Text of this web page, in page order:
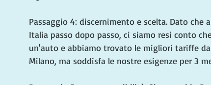
Passaggio 4: discernimento e scelta. Dato
Italia passo dopo passo, ci siamo resi conto
un'auto e abbiamo trovato le migliori tariffe da
Milano, ma soddisfa le nostre esigenze per 3